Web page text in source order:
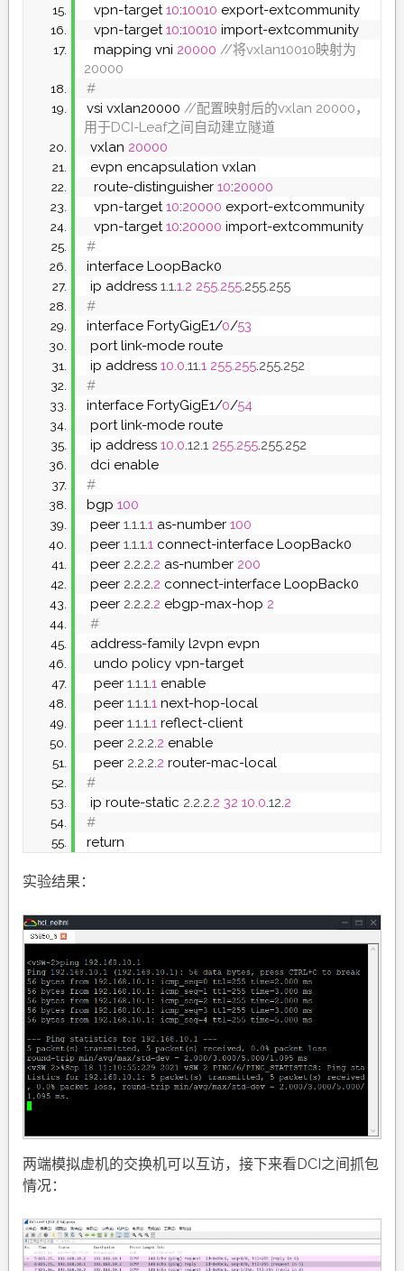
  vpn-target
10:10010 export-extcommunity
  vpn-target
10:10010 import-extcommunity
  mapping vni
20000 //将vxlan10010映射为
20000
#
vsi vxlan20000 //配置映射后的vxlan 20000，
用于DCI-Leaf之间自动建立隧道
vxlan 20000
evpn encapsulation vxlan
  route-distinguisher
10:20000
  vpn-target
10:20000 export-extcommunity
  vpn-target
10:20000 import-extcommunity
#
interface LoopBack0
ip address 1.1.1.2 255.255.255.255
#
interface FortyGigE1/0/53
port link-mode route
ip address 10.0.11.1 255.255.255.252
#
interface FortyGigE1/0/54
port link-mode route
ip address 10.0.12.1 255.255.255.252
dci enable
#
bgp 100
peer 1.1.1.1 as-number 100
peer 1.1.1.1 connect-interface LoopBack0
peer 2.2.2.2 as-number 200
peer 2.2.2.2 connect-interface LoopBack0
peer 2.2.2.2 ebgp-max-hop 2
#
address-family l2vpn evpn
  undo policy vpn-target
  peer
1.1.1.1 enable
  peer
1.1.1.1 next-hop-local
  peer
1.1.1.1 reflect-client
  peer
2.2.2.2 enable
  peer
2.2.2.2 router-mac-local
#
ip route-static 2.2.2.2 32 10.0.12.2
#
return
实验结果：
两端模拟虚机的交换机可以互访，接下来看DCI之间抓包
情况：